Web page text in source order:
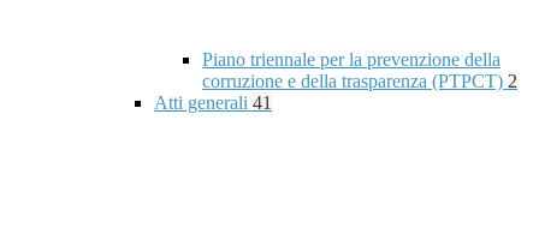
Piano triennale per la prevenzione della
corruzione e della trasparenza (PTPCT) 2
Atti generali 41